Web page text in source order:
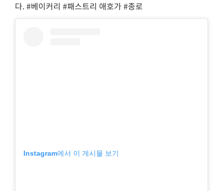
다. #베이커리 #패스트리 애호가 #종로
Instagram에서 이 게시물 보기